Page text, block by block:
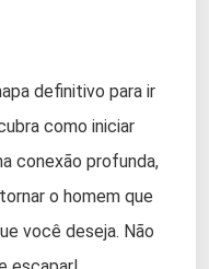
definitivo para ir
como iniciar
conexão profunda,
o homem que
você deseja. Não